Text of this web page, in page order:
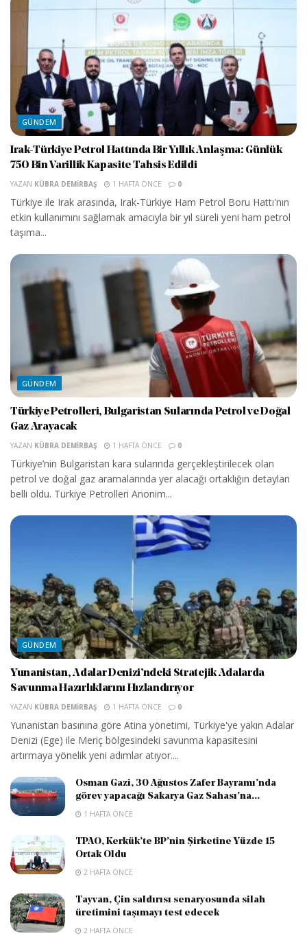
GÜNDEM
Irak-Türkiye Petrol Hattında Bir Yıllık Anlaşma: Günlük
750 Bin Varillik Kapasite Tahsis Edildi
YAZAN KÜBRA DEMIRBAŞ 1 HAFTA ÖNCE 0
Türkiye ile Irak arasında, Irak-Türkiye Ham Petrol Boru Hattı'nın
etkin kullanımını sağlamak amacıyla bir yıl süreli yeni ham petrol
taşıma...
GÜNDEM
Türkiye Petrolleri, Bulgaristan Sularında Petrol ve Doğal
Gaz Arayacak
YAZAN KÜBRA DEMIRBAŞ 1 HAFTA ÖNCE 0
Türkiye’nin Bulgaristan kara sularında gerçekleştirilecek olan
petrol ve doğal gaz aramalarında yer alacağı ortaklığın detayları
belli oldu. Türkiye Petrolleri Anonim...
GÜNDEM
Yunanistan, Adalar Denizi’ndeki Stratejik Adalarda
Savunma Hazırlıklarını Hızlandırıyor
YAZAN KÜBRA DEMIRBAŞ 1 HAFTA ÖNCE 0
Yunanistan basınına göre Atina yönetimi, Türkiye'ye yakın Adalar
Denizi (Ege) ile Meriç bölgesindeki savunma kapasitesini
artırmaya yönelik yeni adımlar atıyor....
Osman Gazi, 30 Ağustos Zafer Bayramı’nda
görev yapacağı Sakarya Gaz Sahası’na...
1 HAFTA ÖNCE
TPAO, Kerkük’te BP’nin Şirketine Yüzde 15
Ortak Oldu
2 HAFTA ÖNCE
Tayvan, Çin saldırısı senaryosunda silah
üretimini taşımayı test edecek
2 HAFTA ÖNCE